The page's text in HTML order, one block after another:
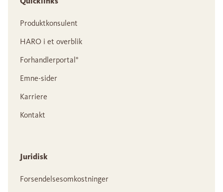
Produktkonsulent
HARO i et overblik
Forhandlerportal°
Emne-sider
Karriere
Kontakt
Juridisk
Forsendelsesomkostninger